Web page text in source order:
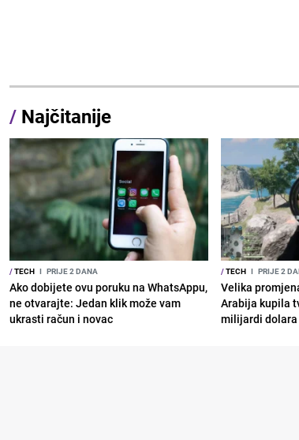
/ Najčitanije
/TECH I PRIJE 2 DANA
Ako dobijete ovu poruku na WhatsAppu,
ne otvarajte: Jedan klik može vam
ukrasti račun i novac
/TECH I PRIJE 2
Velika
Arabija kupila
milijardi dolara